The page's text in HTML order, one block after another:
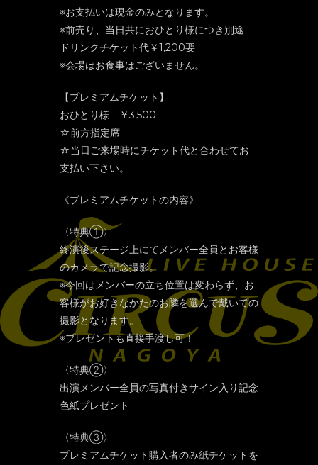
※お支払いは現金のみとなります。
※前売り、当日共におひとり様につき別途
ドリンクチケット代￥1,200要
※会場はお食事はございません。
【プレミアムチケット】
おひとり様 ￥3,500
☆前方指定席
☆当日ご来場時にチケット代と合わせてお
支払い下さい。
《プレミアムチケットの内容》
〈特典①〉
終演後ステージ上にてメンバー全員とお客様
のカメラで記念撮影。
※今回はメンバーの立ち位置は変わらず、お
客様がお好きなかたのお隣を選んで戴いての
撮影となります。
※プレゼントも直接手渡し可！
〈特典②〉
出演メンバー全員の写真付きサイン入り記念
色紙プレゼント
〈特典③〉
プレミアムチケット購入者のみ紙チケットを